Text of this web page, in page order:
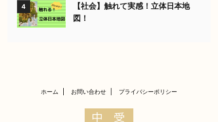
4
【社会】触れて実感！立体日本地
図！
ホーム お問い合わせ プライバシーポリシー